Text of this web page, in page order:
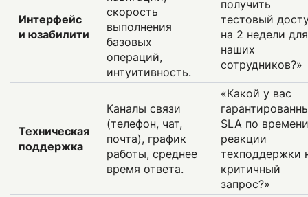
Интерфейс
и юзабилити
скорость
выполнения
базовых
операций,
интуитивность.
получить
тестовый
на 2 недели
наших
сотрудников?»
Техническая
поддержка
Каналы связи
(телефон, чат,
почта), график
работы, среднее
время ответа.
«Какой у вас
SLA по времени
реакции
техподдержки
критичный
запрос?»